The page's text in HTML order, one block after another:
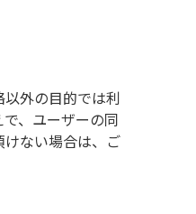
外の目的では利
、ユーザーの同
ない場合は、ご